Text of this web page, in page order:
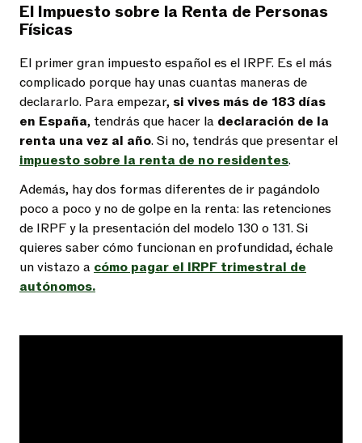
El Impuesto sobre la Renta de Personas
Físicas
El primer gran impuesto español es el IRPF. Es el más
complicado porque hay unas cuantas maneras de
declararlo. Para empezar,si vives más de 183 días
en España, tendrás que hacer la declaración de la
renta una vez al año. Si no, tendrás que presentar el
impuesto sobre la renta de no residentes.
Además, hay dos formas diferentes de ir pagándolo
poco a poco y no de golpe en la renta: las retenciones
de IRPF y la presentación del modelo 130 o 131. Si
quieres saber cómo funcionan en profundidad, échale
un vistazo a cómo pagar el IRPF trimestral de
autónomos.